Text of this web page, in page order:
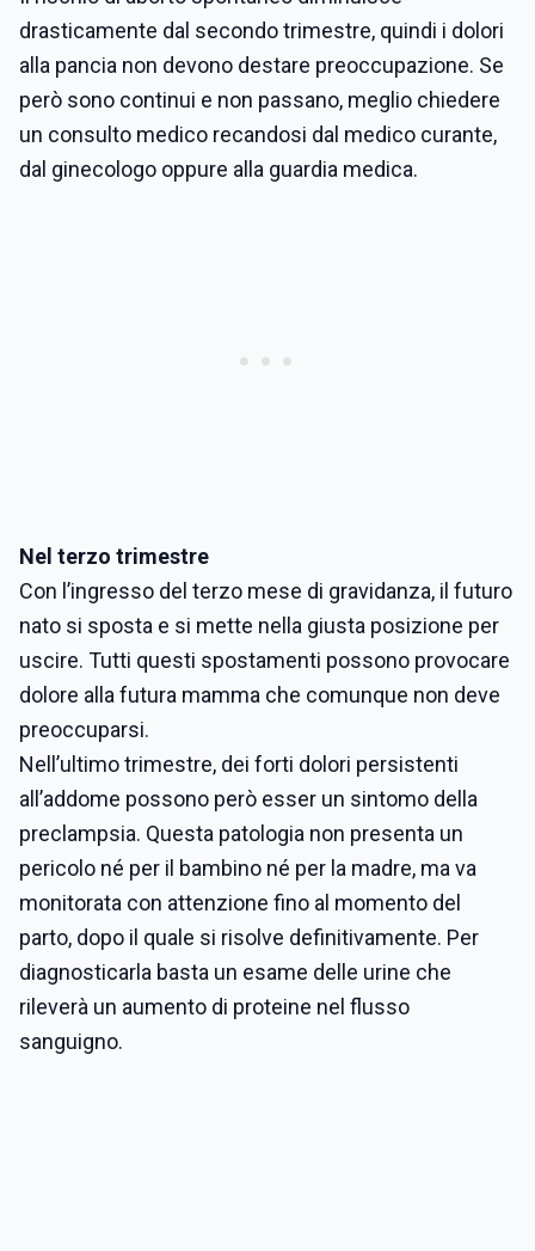
drasticamente dal secondo trimestre, quindi i dolori
alla pancia non devono destare preoccupazione. Se
però sono continui e non passano, meglio chiedere
un consulto medico recandosi dal medico curante,
dal ginecologo oppure alla guardia medica.
Nel terzo trimestre
Con l’ingresso del terzo mese di gravidanza, il futuro
nato si sposta e si mette nella giusta posizione per
uscire. Tutti questi spostamenti possono provocare
dolore alla futura mamma che comunque non deve
preoccuparsi.
Nell’ultimo trimestre, dei forti dolori persistenti
all’addome possono però esser un sintomo della
preclampsia. Questa patologia non presenta un
pericolo né per il bambino né per la madre, ma va
monitorata con attenzione fino al momento del
parto, dopo il quale si risolve definitivamente. Per
diagnosticarla basta un esame delle urine che
rileverà un aumento di proteine nel flusso
sanguigno.